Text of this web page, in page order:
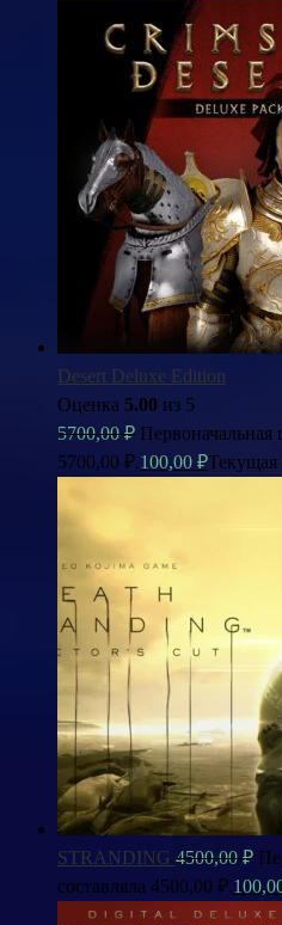
Desert Deluxe Edition
Оценка 5.00 из 5
5700,00₽ Первоначальная
5700,00 ₽.100,00 ₽Текущая
STRANDING 4500,00₽
составляла 4500,00 ₽.